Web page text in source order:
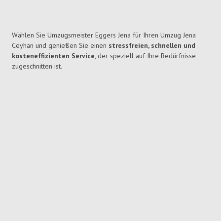
Wählen Sie Umzugsmeister Eggers Jena für Ihren Umzug Jena
Ceyhan und genießen Sie einen stressfreien, schnellen und
kosteneffizienten Service, der speziell auf Ihre Bedürfnisse
zugeschnitten ist.